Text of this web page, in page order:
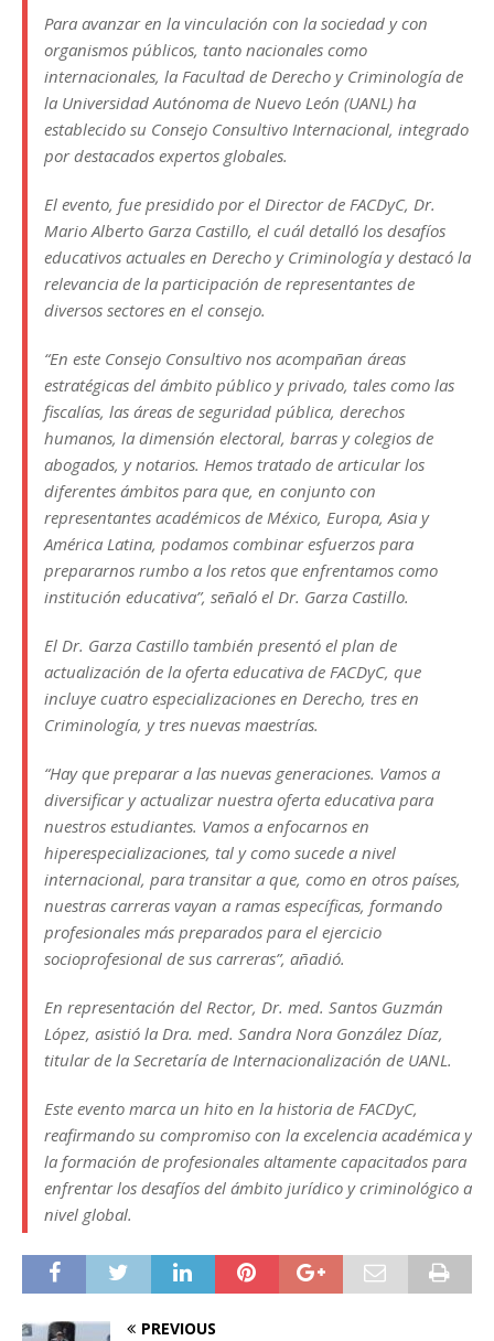
Para avanzar en la vinculación con la sociedad y con
organismos públicos, tanto nacionales como
internacionales, la Facultad de Derecho y Criminología de
la Universidad Autónoma de Nuevo León (UANL) ha
establecido su Consejo Consultivo Internacional, integrado
por destacados expertos globales.
El evento, fue presidido por el Director de FACDyC, Dr.
Mario Alberto Garza Castillo, el cuál detalló los desafíos
educativos actuales en Derecho y Criminología y destacó la
relevancia de la participación de representantes de
diversos sectores en el consejo.
“En este Consejo Consultivo nos acompañan áreas
estratégicas del ámbito público y privado, tales como las
fiscalías, las áreas de seguridad pública, derechos
humanos, la dimensión electoral, barras y colegios de
abogados, y notarios. Hemos tratado de articular los
diferentes ámbitos para que, en conjunto con
representantes académicos de México, Europa, Asia y
América Latina, podamos combinar esfuerzos para
prepararnos rumbo a los retos que enfrentamos como
institución educativa”, señaló el Dr. Garza Castillo.
El Dr. Garza Castillo también presentó el plan de
actualización de la oferta educativa de FACDyC, que
incluye cuatro especializaciones en Derecho, tres en
Criminología, y tres nuevas maestrías.
“Hay que preparar a las nuevas generaciones. Vamos a
diversificar y actualizar nuestra oferta educativa para
nuestros estudiantes. Vamos a enfocarnos en
hiperespecializaciones, tal y como sucede a nivel
internacional, para transitar a que, como en otros países,
nuestras carreras vayan a ramas específicas, formando
profesionales más preparados para el ejercicio
socioprofesional de sus carreras”, añadió.
En representación del Rector, Dr. med. Santos Guzmán
López, asistió la Dra. med. Sandra Nora González Díaz,
titular de la Secretaría de Internacionalización de UANL.
Este evento marca un hito en la historia de FACDyC,
reafirmando su compromiso con la excelencia académica y
la formación de profesionales altamente capacitados para
enfrentar los desafíos del ámbito jurídico y criminológico a
nivel global.
PREVIOUS